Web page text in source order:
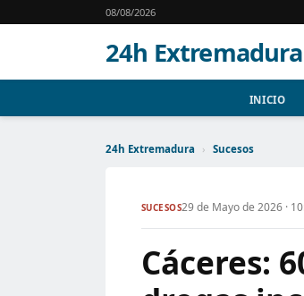
08/08/2026
24h Extremadura
INICIO
24h Extremadura › Sucesos
SUCESOS29 de Mayo de 2026 ·
Cáceres: